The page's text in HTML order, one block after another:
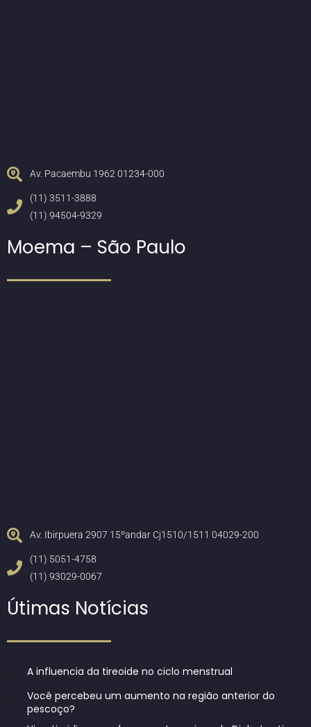
Av. Pacaembu 1962 01234-000
(11) 3511-3888
(11) 94504-9329
Moema – São Paulo
Av. Ibirpuera 2907 15ºandar Cj1510/1511 04029-200
(11) 5051-4758
(11) 93029-0067
Útimas Notícias
A influencia da tireoide no ciclo menstrual
Você percebeu um aumento na região anterior do
pescoço?